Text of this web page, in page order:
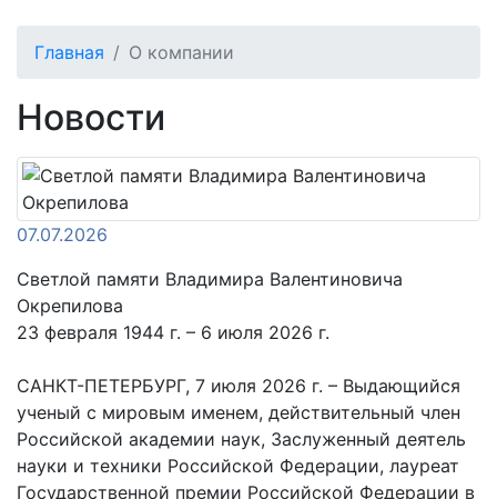
Главная О компании
Новости
07.07.2026
Светлой памяти Владимира Валентиновича
Окрепилова
23 февраля 1944 г. – 6 июля 2026 г.
САНКТ-ПЕТЕРБУРГ, 7 июля 2026 г. – Выдающийся
ученый с мировым именем, действительный член
Российской академии наук, Заслуженный деятель
науки и техники Российской Федерации, лауреат
Государственной премии Российской Федерации в